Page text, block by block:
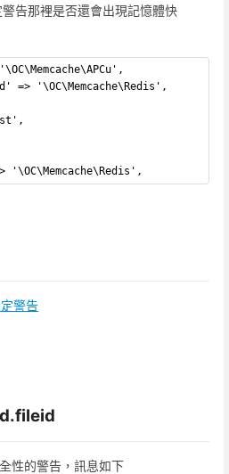
告那裡是否還會出現記憶體快
=> '\OC\Memcache\Redis',
'\OC\Memcache\Redis',
警告
性的警告，訊息如下